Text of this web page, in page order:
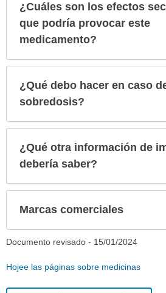
¿Cuáles son los efectos
que podría provocar este
medicamento?
¿Qué debo hacer en caso
sobredosis?
¿Qué otra información de
debería saber?
Marcas comerciales
Documento revisado - 15/01/2024
Hojee las páginas sobre medicinas